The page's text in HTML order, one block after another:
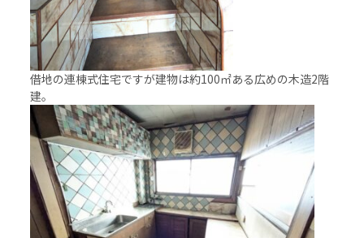
借地の連棟式住宅ですが建物は約100㎡ある広めの木造2階
建。